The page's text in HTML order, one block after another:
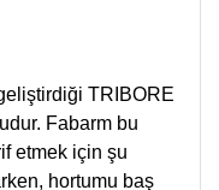
TRIBORE
Fabarm bu
etmek için şu
hortumu baş